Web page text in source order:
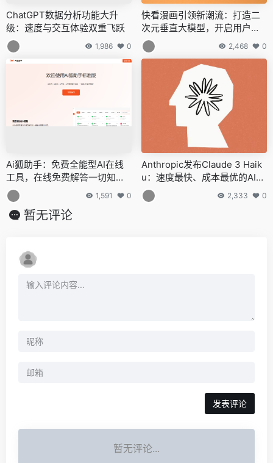
ChatGPT数据分析功能大升
级：速度与交互体验双重飞跃
1,986 0
快看漫画引领新潮流：打造二
次元垂直大模型，开启用户与I
P的沉浸式对话体验
2,468 0
Ai狐助手：免费全能型AI在线
工具，在线免费解答一切知识
难题
1,591 0
Anthropic发布Claude 3 Haik
u：速度最快、成本最优的AI模
型引领行业新潮流
2,333 0
暂无评论
发表评论
暂无评论...